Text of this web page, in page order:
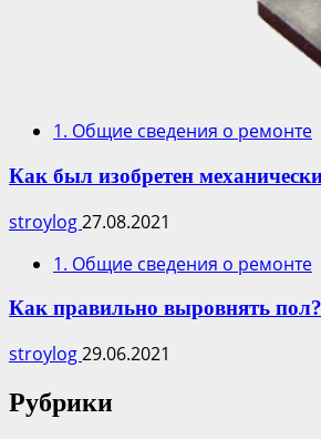
1. Общие сведения о ремонте
Как был изобретен
stroylog27.08.2021
1. Общие сведения о ремонте
Как правильно выровнять пол?
stroylog29.06.2021
Рубрики